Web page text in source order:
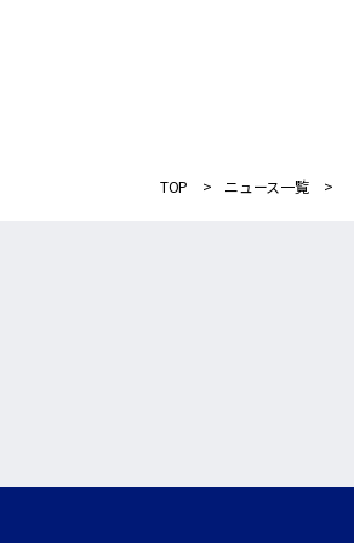
TOP ニュース一覧